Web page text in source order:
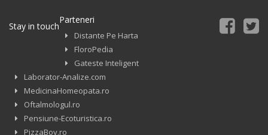
Stay in touch
Parteneri
Distante Pe Harta
FloroPedia
Gateste Inteligent
Laborator-Analize.com
MedicinaHomeopata.ro
Oftalmologul.ro
Pensiune-Ecoturistica.ro
PizzaBoy.ro